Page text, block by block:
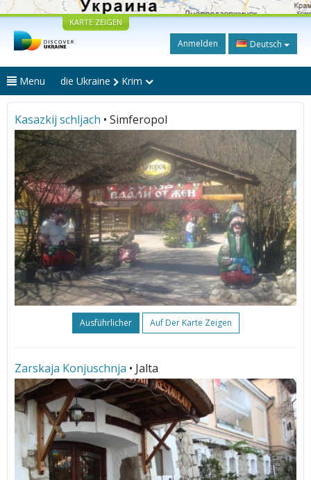
KARTE ZEIGEN
Anmelden Deutsch
Menu die Ukraine Krim
Kasazkij schljach • Simferopol
Ausführlicher Auf Der Karte Zeigen
Zarskaja Konjuschnja • Jalta